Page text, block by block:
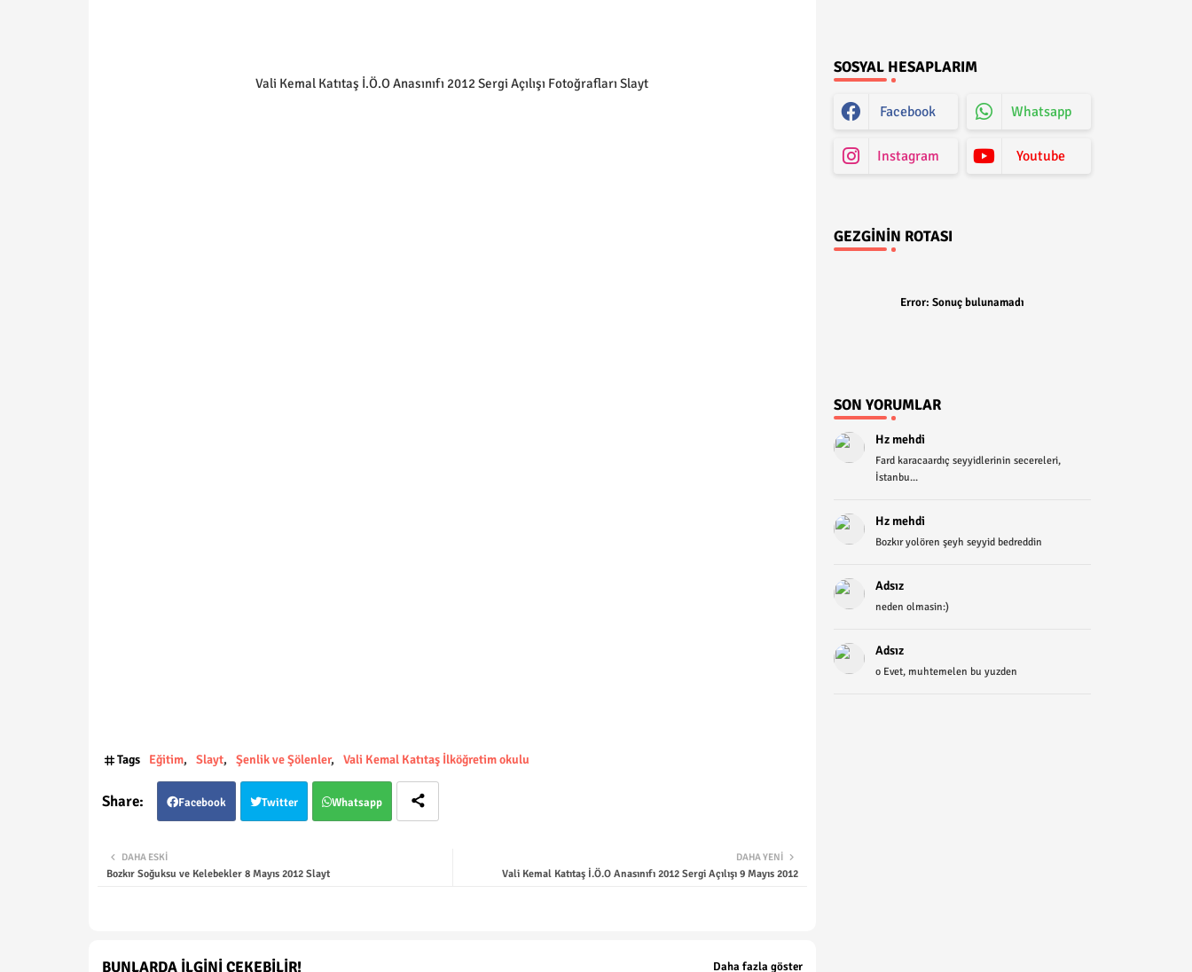
Vali Kemal Katıtaş İ.Ö.O Anasınıfı 2012 Sergi Açılışı Fotoğrafları Slayt
Tags Eğitim Slayt Şenlik ve Şölenler Vali Kemal Katıtaş İlköğretim okulu
Facebook Twitter Whatsapp
DAHA YENI
Vali Kemal Katıtaş İ.Ö.O Anasınıfı 2012 Sergi Açılışı 9 Mayıs 2012
DAHA ESKI
Bozkır Soğuksu ve Kelebekler 8 Mayıs 2012 Slayt
BUNLARDA İLGINI ÇEKEBILIR! Daha fazla göster
SOSYAL HESAPLARIM
Facebook Whatsapp
Instagram Youtube
GEZGININ ROTASI
Error: Sonuç bulunamadı
SON YORUMLAR
Hz mehdi
Fard karacaardıç seyyidlerinin secereleri,
İstanbu...
Hz mehdi
Bozkır yolören şeyh seyyid bedreddin
Adsız
neden olmasin:)
Adsız
o Evet, muhtemelen bu yuzden